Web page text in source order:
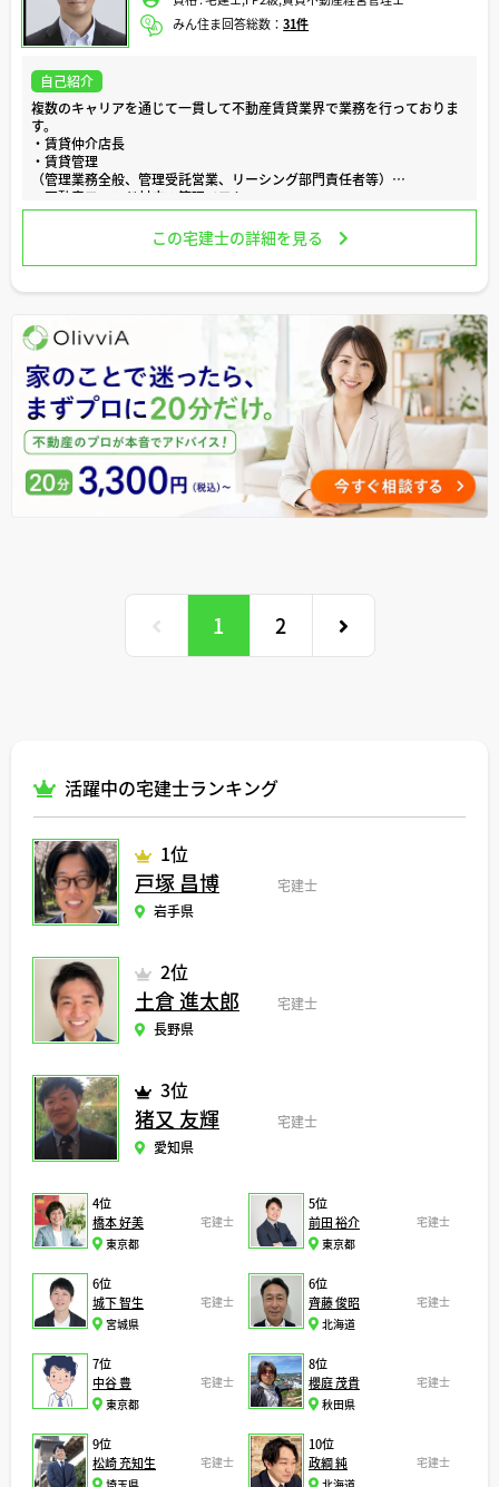
また、私自身も不動産の購入経験があり、小規模ながら賃貸運用にも取
り組んでおりますので、実体験を踏まえた回答ができるよう心がけてい
これまで培ってきた不動産取引の現場経験と法律専門職としての知識を
活かし、住まいに関するご相談に的確かつ丁寧に対応させていただきま
す。
住まいに関するご不安な点や気になることがございましたら、どのよう
な些細なことでも構いません。お気軽にご相談いただけましたら幸いで
す。
お問い合わせはこちらから↓↓
https://matsusaki-office.com/
どうぞよろしくお願い申し上げます。
みん住ま回答総数：31件
自己紹介
複数のキャリアを通じて一貫して不動産賃貸業界で業務を行っておりま
す。
・賃貸仲介店長
・賃貸管理
（管理業務全般、管理受託営業、リーシング部門責任者等）
・不動産ファンド対応の管理ソフト
・100店舗の仲介グループ本部にてのウェブ集客
等の業務を行ってまいりました。
現在は大手ハウスメーカー参加の賃貸管理会社にて
保有資格
賃貸不動産経営管理士
2級ファイナンシャル・プランニング技能士
大学院終了後に小規模ではありますが法人を立ち上げ、
起業を行なった経験もあります（現在は清算しております）。
現場での経験・知識とITリテラシーの両面から
お話をできることが自分の強みだと考えております。
この宅建士の詳細を見る
1 2
活躍中の宅建士ランキング
1位
戸塚 昌博
宅建士
岩手県
2位
土倉 進太郎
宅建士
長野県
3位
猪又 友輝
宅建士
愛知県
4位
橋本 好美
宅建士
東京都
5位
前田 裕介
宅建士
東京都
6位
城下 智生
宅建士
宮城県
6位
齊藤 俊昭
宅建士
北海道
7位
中谷 豊
宅建士
東京都
8位
櫻庭 茂貴
宅建士
秋田県
9位
松崎 充知生
宅建士
10位
政綱 純
宅建士